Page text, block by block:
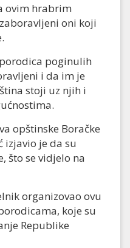
ovim hrabrim
oni koji
poginulih
i da im je
stoji uz njih i
opštinske Boračke
izjavio je da su
što se vidjelo na
organizovao ovu
koje su
Republike